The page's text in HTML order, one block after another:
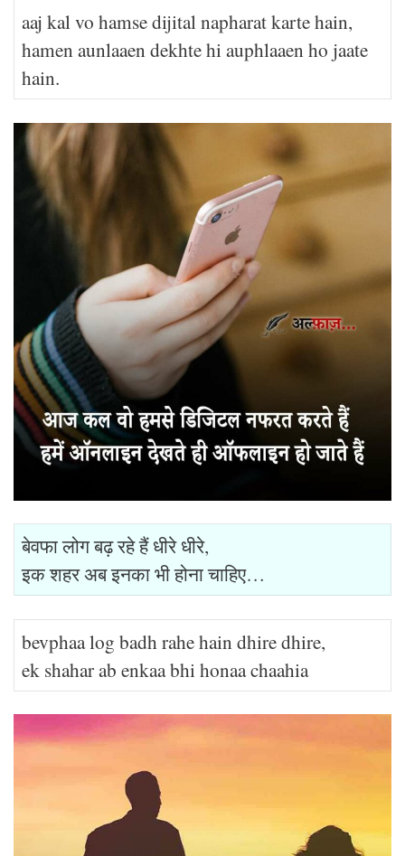
aaj kal vo hamse dijital napharat karte hain,
hamen aunlaaen dekhte hi auphlaaen ho jaate
hain.
बेवफा लोग बढ़ रहे हैं धीरे धीरे,
इक शहर अब इनका भी होना चाहिए…
bevphaa log badh rahe hain dhire dhire,
ek shahar ab enkaa bhi honaa chaahia